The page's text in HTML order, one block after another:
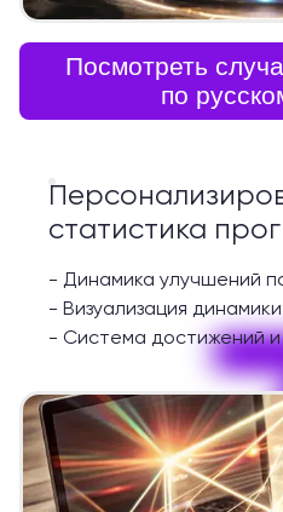
Посмотреть
по
статистика
- Динамика улучшений
- Визуализация
- Система достижений